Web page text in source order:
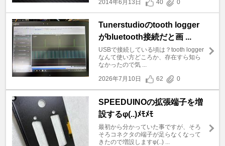
2014年6月13日
40 0
Tunerstudioのtooth logger
がbluetooth接続だと画 ...
USBで接続している頃は？tooth logger
なんて使い方どころか、存在すら知ら
なかったので気 ...
2026年7月10日
62 0
SPEEDUINOの拡張端子を増
設するφ(..)ﾒﾓﾒﾓ
最初から分かっていた事ですが、そろ
そろコネクタの端子が足らなくなって
きたので増設しますφ(..) ...